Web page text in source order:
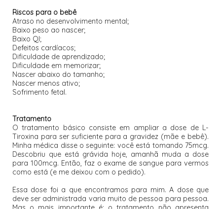
Riscos para o bebê
Atraso no desenvolvimento mental;
Baixo peso ao nascer;
Baixo QI;
Defeitos cardíacos;
Dificuldade de aprendizado;
Dificuldade em memorizar;
Nascer abaixo do tamanho;
Nascer menos ativo;
Sofrimento fetal.
Tratamento
O tratamento básico consiste em ampliar a dose de L-
Tiroxina para ser suficiente para a gravidez (mãe e bebê).
Minha médica disse o seguinte: você está tomando 75mcg.
Descobriu que está grávida hoje, amanhã muda a dose
para 100mcg. Então, faz o exame de sangue para vermos
como está (e me deixou com o pedido).
Essa dose foi a que encontramos para mim. A dose que
deve ser administrada varia muito de pessoa para pessoa.